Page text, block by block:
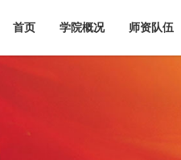
首页 学院概况 师资队伍